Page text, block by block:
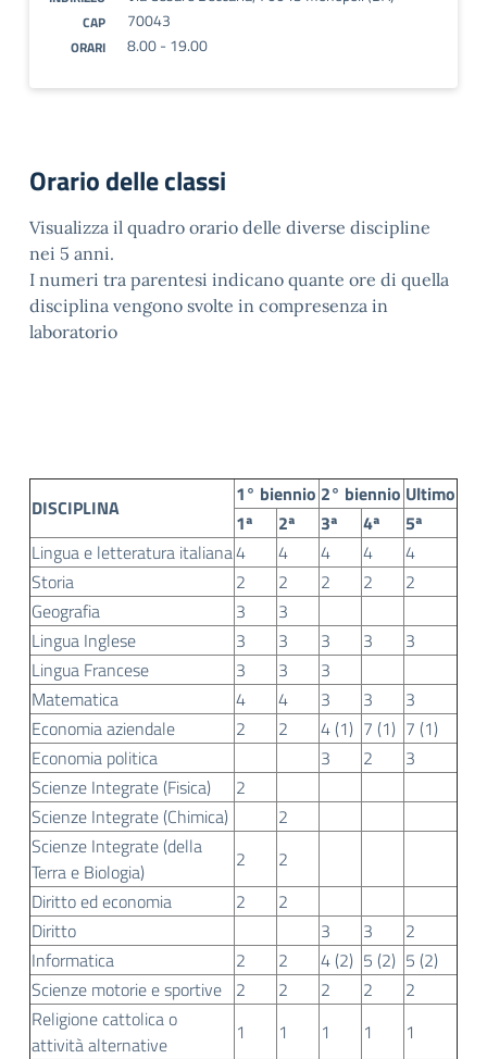
CAP 70043
ORARI 8.00 - 19.00
Orario delle classi
Visualizza il quadro orario delle diverse discipline
nei 5 anni.
I numeri tra parentesi indicano quante ore di quella
disciplina vengono svolte in compresenza in
laboratorio
DISCIPLINA
1° biennio 2° biennio Ultimo
1ª
2ª 3ª 4ª
5ª
Lingua e letteratura italiana4 4 4 4
4
Storia
2 2 2 2
2
Geografia
3
3
Lingua Inglese
3 3 3 3
3
Lingua Francese
3 3
3
Matematica
4 4 3 3
3
Economia aziendale
2 2 4 (1) 7 (1) 7 (1)
Economia politica
3 2
3
Scienze Integrate (Fisica)
2
Scienze Integrate (Chimica)
2
Scienze Integrate (della
Terra e Biologia)
2
2
Diritto ed economia
2
2
Diritto
3 3
2
Informatica
2 2 4 (2) 5 (2) 5 (2)
Scienze motorie e sportive 2 2 2 2
2
Religione cattolica o
attività alternative
1 1 1 1
1